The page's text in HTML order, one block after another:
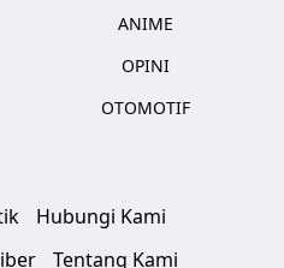
ANIME
OPINI
OTOMOTIF
Hubungi Kami
Tentang Kami